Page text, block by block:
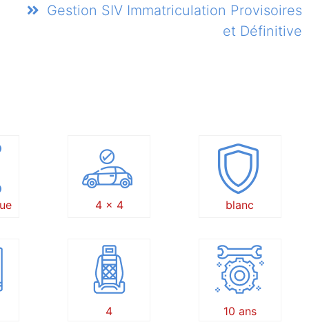
Gestion SIV Immatriculation Provisoires
et Définitive
4 x 4 blanc
4 10 ans